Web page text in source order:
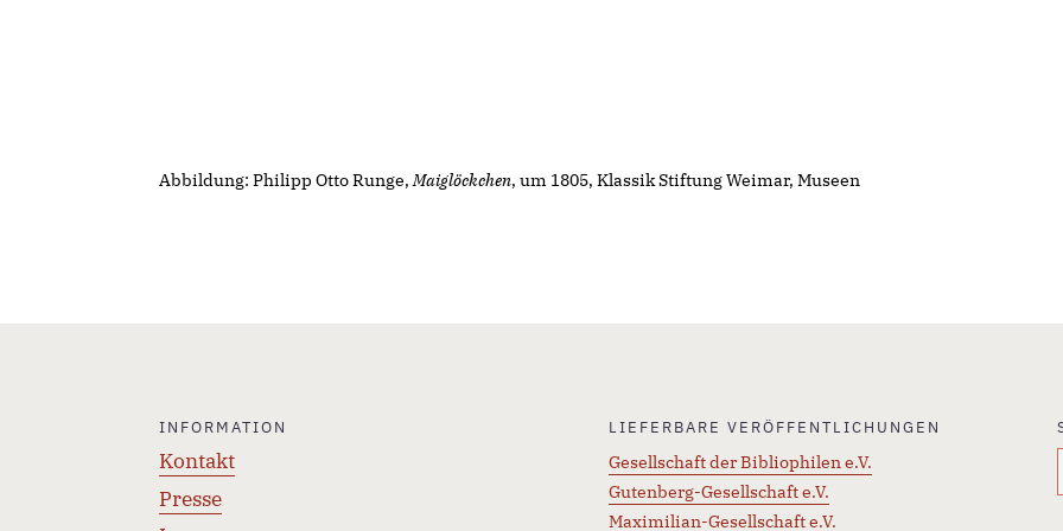
Abbildung: Philipp Otto Runge, Maiglöckchen, um 1805, Klassik Stiftung Weimar, Museen
INFORMATION
Kontakt
Presse
LIEFERBARE VERÖFFENTLICHUNGEN
Gesellschaft der Bibliophilen e.V.
Gutenberg-Gesellschaft e.V.
Maximilian-Gesellschaft e.V.